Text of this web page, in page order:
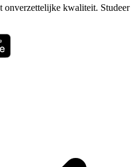
onverzettelijke kwaliteit. Studeer